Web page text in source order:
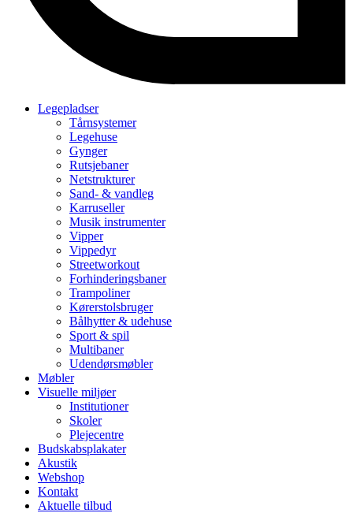
Legepladser
Tårnsystemer
Legehuse
Gynger
Rutsjebaner
Netstrukturer
Sand- & vandleg
Karruseller
Musik instrumenter
Vipper
Vippedyr
Streetworkout
Forhinderingsbaner
Trampoliner
Kørerstolsbruger
Bålhytter & udehuse
Sport & spil
Multibaner
Udendørsmøbler
Møbler
Visuelle miljøer
Institutioner
Skoler
Plejecentre
Budskabsplakater
Akustik
Webshop
Kontakt
Aktuelle tilbud